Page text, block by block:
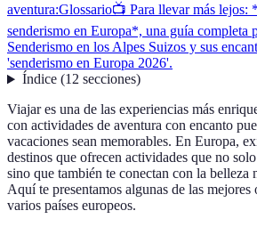
aventura:Glossario📺 Para llevar más lejos:
senderismo en Europa*, una guía completa
Senderismo en los Alpes Suizos y sus
'senderismo en Europa 2026'.
Índice(12 secciones)
Viajar es una de las experiencias más
con actividades de aventura con encanto
vacaciones sean memorables. En Europa,
destinos que ofrecen actividades que no
sino que también te conectan con la belleza
Aquí te presentamos algunas de las
varios países europeos.